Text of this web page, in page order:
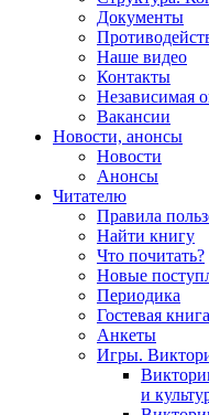
Документы
Наше видео
Контакты
Независимая
Вакансии
Новости, анонсы
Новости
Анонсы
Читателю
Правила
Найти книгу
Что почитать?
Новые
Периодика
Гостевая книга
Анкеты
Игры.
и